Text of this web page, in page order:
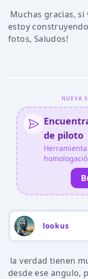
Muchas gracias,
estoy
fotos, Saludos!
NUEVA
de piloto
lookus
la verdad tienen
desde ese angulo,